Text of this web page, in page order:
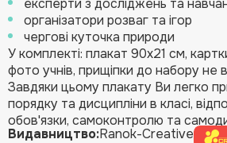
організатори розваг та ігор
чергові куточка природи
У комплекті: плакат 90х21 см,
фото учнів, прищіпки до набору не
Завдяки цьому плакату Ви легко
порядку та дисципліни в класі,
обов'язки, самоконтролю та
Видавництво:Ranok-Creative